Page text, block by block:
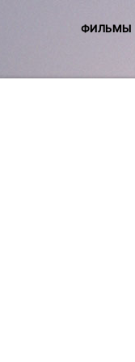
ФИЛЬМЫ